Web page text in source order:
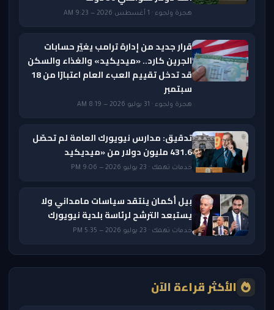
هجرة ولجوء · 1 أغسطس 2026 — 9:23 AM
قرار جديد من إدارة ترامب يغيّر حسابات
الجرين كارد.. «ميديكيد» والغذاء والسكن
قد تدخل تقييم العبء العام اعتبارًا من 18
سبتمبر
هجرة ولجوء · 31 يوليو 2026 — 8:19 AM
تدقيق: مدارس نيويورك العامة لم تحصّل
431.6 مليون دولار من «ميديكيد
خدمات تهمك · 23 يوليو 2026 — 9:06 PM
بيل أكمان ينتقد سياسات مامداني ولا
يستبعد الترشح لرئاسة بلدية نيويورك
خدمات تهمك · 23 يوليو 2026 — 5:35 PM
الأكثر قراءة الآن